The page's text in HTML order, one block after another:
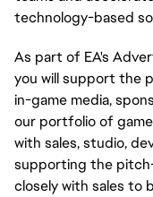
technology-based
As part of EA's
you will support the
in-game media,
our portfolio of
with sales, studio,
supporting the
closely with sales to